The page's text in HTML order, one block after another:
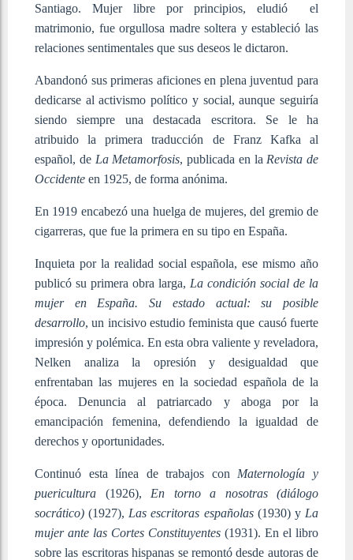
Santiago. Mujer libre por principios, eludió el
matrimonio, fue orgullosa madre soltera y estableció las
relaciones sentimentales que sus deseos le dictaron.
Abandonó sus primeras aficiones en plena juventud para
dedicarse al activismo político y social, aunque seguiría
siendo siempre una destacada escritora. Se le ha
atribuido la primera traducción de Franz Kafka al
español, de La Metamorfosis, publicada en la Revista de
Occidente en 1925, de forma anónima.
En 1919 encabezó una huelga de mujeres, del gremio de
cigarreras, que fue la primera en su tipo en España.
Inquieta por la realidad social española, ese mismo año
publicó su primera obra larga, La condición social de la
mujer en España. Su estado actual: su posible
desarrollo, un incisivo estudio feminista que causó fuerte
impresión y polémica. En esta obra valiente y reveladora,
Nelken analiza la opresión y desigualdad que
enfrentaban las mujeres en la sociedad española de la
época. Denuncia al patriarcado y aboga por la
emancipación femenina, defendiendo la igualdad de
derechos y oportunidades.
Continuó esta línea de trabajos con Maternología y
puericultura (1926), En torno a nosotras (diálogo
socrático) (1927), Las escritoras españolas(1930) y La
mujer ante las Cortes Constituyentes (1931). En el libro
sobre las escritoras hispanas se remontó desde autoras de